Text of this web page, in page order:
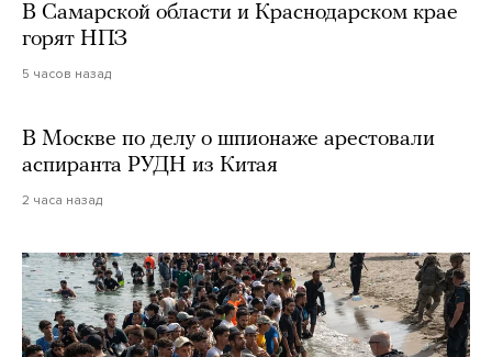
В Самарской области и Краснодарском крае
горят НПЗ
5 часов назад
В Москве по делу о шпионаже арестовали
аспиранта РУДН из Китая
2 часа назад